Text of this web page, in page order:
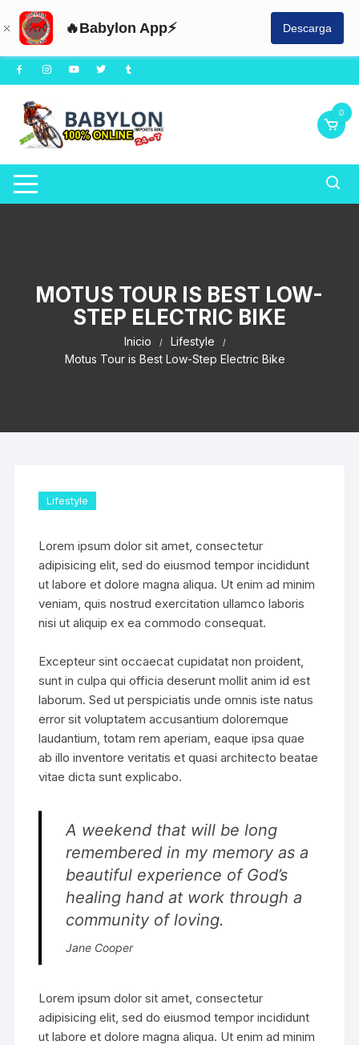
🔥Babylon App⚡ Descarga
Saltar
al
contenido
0
MOTUS TOUR IS BEST LOW-
STEP ELECTRIC BIKE
Inicio
Lifestyle
Motus Tour is Best Low-Step Electric Bike
Lifestyle
Lorem ipsum dolor sit amet, consectetur
adipisicing elit, sed do eiusmod tempor incididunt
ut labore et dolore magna aliqua. Ut enim ad minim
veniam, quis nostrud exercitation ullamco laboris
nisi ut aliquip ex ea commodo consequat.
Excepteur sint occaecat cupidatat non proident,
sunt in culpa qui officia deserunt mollit anim id est
laborum. Sed ut perspiciatis unde omnis iste natus
error sit voluptatem accusantium doloremque
laudantium, totam rem aperiam, eaque ipsa quae
ab illo inventore veritatis et quasi architecto beatae
vitae dicta sunt explicabo.
A weekend that will be long
remembered in my memory as a
beautiful experience of God’s
healing hand at work through a
community of loving.
Jane Cooper
Lorem ipsum dolor sit amet, consectetur
adipisicing elit, sed do eiusmod tempor incididunt
ut labore et dolore magna aliqua. Ut enim ad minim